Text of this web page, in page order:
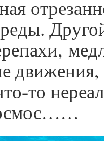
движения,
то